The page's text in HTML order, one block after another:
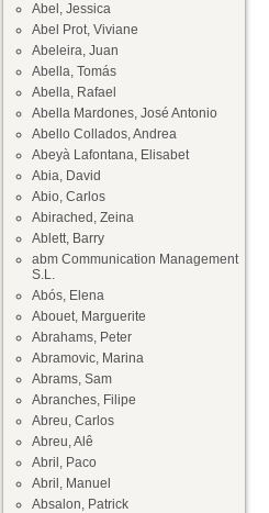
Abel, Jessica
Abel Prot, Viviane
Abeleira, Juan
Abella, Tomás
Abella, Rafael
Abella Mardones, José Antonio
Abello Collados, Andrea
Abeyà Lafontana, Elisabet
Abia, David
Abio, Carlos
Abirached, Zeina
Ablett, Barry
abm Communication Management
S.L.
Abós, Elena
Abouet, Marguerite
Abrahams, Peter
Abramovic, Marina
Abrams, Sam
Abranches, Filipe
Abreu, Carlos
Abreu, Alê
Abril, Paco
Abril, Manuel
Absalon, Patrick